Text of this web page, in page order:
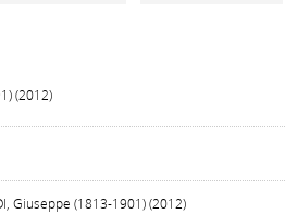
(2012)
Giuseppe (1813-1901) (2012)